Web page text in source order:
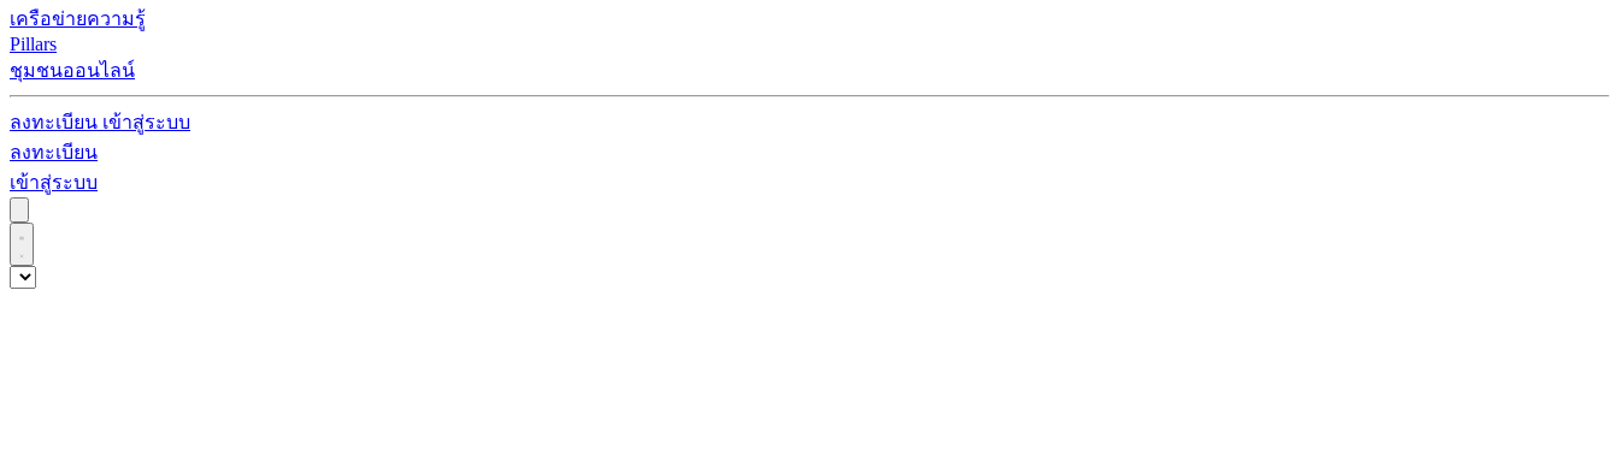
เครือข่ายความรู้
Pillars
ชุมชนออนไลน์
ลงทะเบียน เข้าสู่ระบบ
ลงทะเบียน
เข้าสู่ระบบ